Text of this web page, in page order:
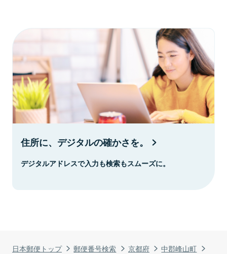
日本郵便トップ 郵便番号検索 京都府
中郡峰山町
住所に、デジタルの確かさを。
デジタルアドレスで入力も検索もスムーズに。